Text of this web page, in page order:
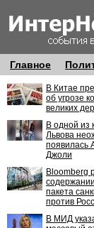
Главное
В Китае
об угрозе
великих
В одной из
Львова
появилась
Джоли
Bloomberg
пакета
против
В МИД